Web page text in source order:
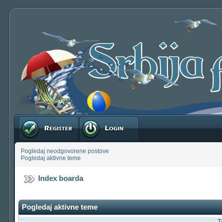
Registruj se Prijavite se
Pogledaj neodgovorene postove
Pogledaj aktivne teme
Index boarda
Pogledaj aktivne teme